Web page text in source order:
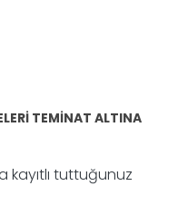
TEMİNAT ALTINA
kayıtlı tuttuğunuz